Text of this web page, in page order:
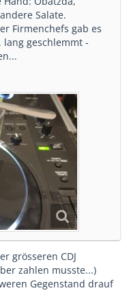
Salate.
Firmenchefs gab es
lang geschlemmt -
grösseren CDJ
zahlen musste...)
Gegenstand drauf